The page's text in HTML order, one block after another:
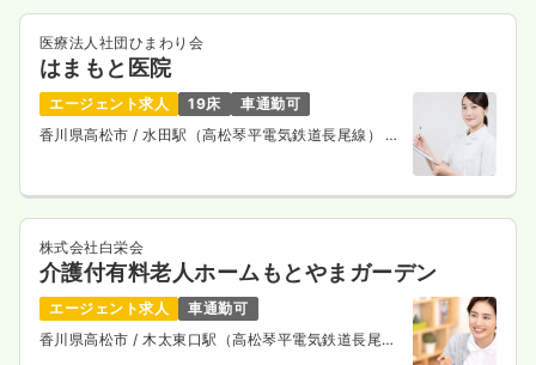
※一例
時間
7:30～16:30
4週8休以上
月給25万円以上可
気になる
日勤のみ（パート）
給与 時給1,200〜1,500
時間 7:30～16:30
時給1,500円以上可
医療法人社団ひまわり会
はまもと医院
エージェント求人 19床
車通勤可
香川県高松市/ 水田駅（高松琴平電気鉄道長尾線） 車
株式会社白栄会
介護付有料老人ホームもとやまガーデン
エージェント求人
車通勤可
香川県高松市/ 木太東口駅（高松琴平電気鉄道長尾